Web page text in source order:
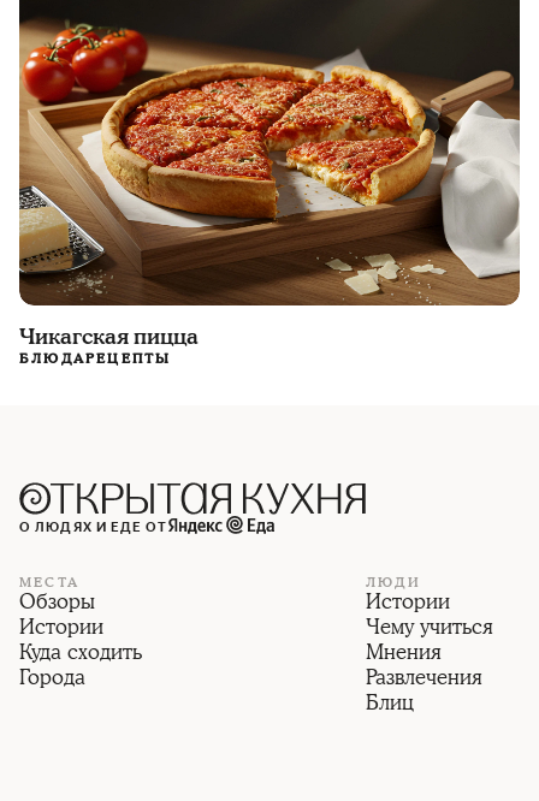
Чикагская пицца
БЛЮДАРЕЦЕПТЫ
О ЛЮДЯХ И ЕДЕ ОТ
МЕСТА
Обзоры
Истории
Куда сходить
Города
ЛЮДИ
Истории
Чему учиться
Мнения
Развлечения
Блиц